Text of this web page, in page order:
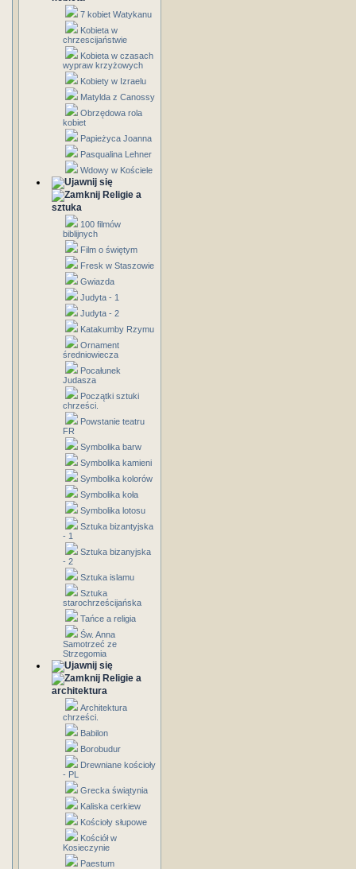
7 kobiet Watykanu
Kobieta w
chrzescijaństwie
Kobieta w czasach
wypraw krzyżowych
Kobiety w Izraelu
Matylda z Canossy
Obrzędowa rola
kobiet
Papieżyca Joanna
Pasqualina Lehner
Wdowy w Kościele
Religie a
sztuka
100 filmów
biblijnych
Film o świętym
Fresk w Staszowie
Gwiazda
Judyta - 1
Judyta - 2
Katakumby Rzymu
Ornament
średniowiecza
Pocałunek
Judasza
Początki sztuki
chrześci.
Powstanie teatru
FR
Symbolika barw
Symbolika kamieni
Symbolika kolorów
Symbolika koła
Symbolika lotosu
Sztuka bizantyjska
- 1
Sztuka bizanyjska
- 2
Sztuka islamu
Sztuka
starochrześcijańska
Tańce a religia
Św. Anna
Samotrzeć ze
Strzegomia
Religie a
architektura
Architektura
chrześci.
Babilon
Borobudur
Drewniane kościoły
- PL
Grecka świątynia
Kaliska cerkiew
Kościoły słupowe
Kościół w
Kosieczynie
Paestum